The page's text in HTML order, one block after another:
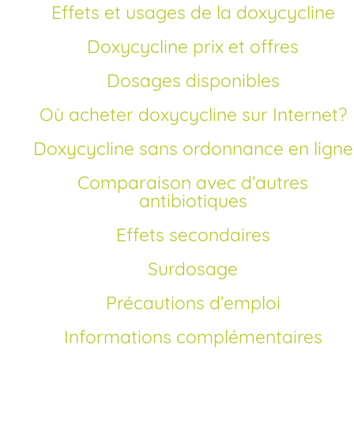
Effets et usages de la doxycycline
Doxycycline prix et offres
Dosages disponibles
Où acheter doxycycline sur Internet?
Doxycycline sans ordonnance en ligne
Comparaison avec d’autres
antibiotiques
Effets secondaires
Surdosage
Précautions d’emploi
Informations complémentaires